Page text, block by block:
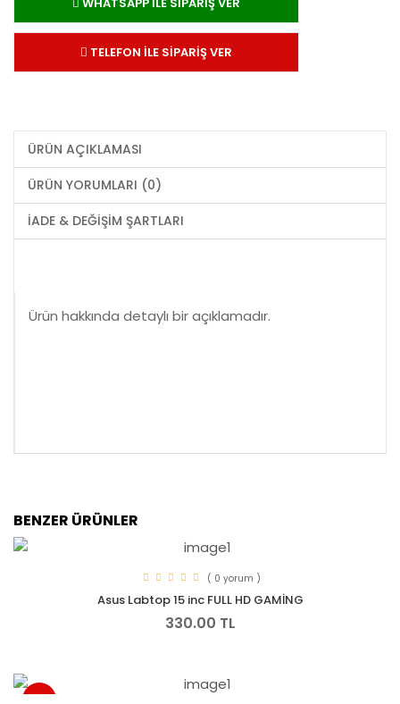
TELEFON İLE SİPARİŞ VER
ÜRÜN AÇIKLAMASI
ÜRÜN YORUMLARI (0)
İADE & DEĞIŞIM ŞARTLARI
Ürün hakkında detaylı bir açıklamadır.
BENZER ÜRÜNLER
( 0 yorum )
Asus Labtop 15 inc FULL HD GAMİNG
330.00 TL